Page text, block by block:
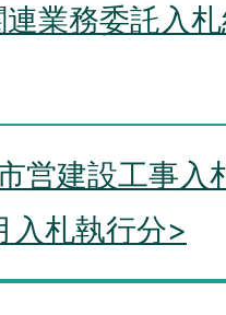
業務委託入
営建設工事入
入札執行分>